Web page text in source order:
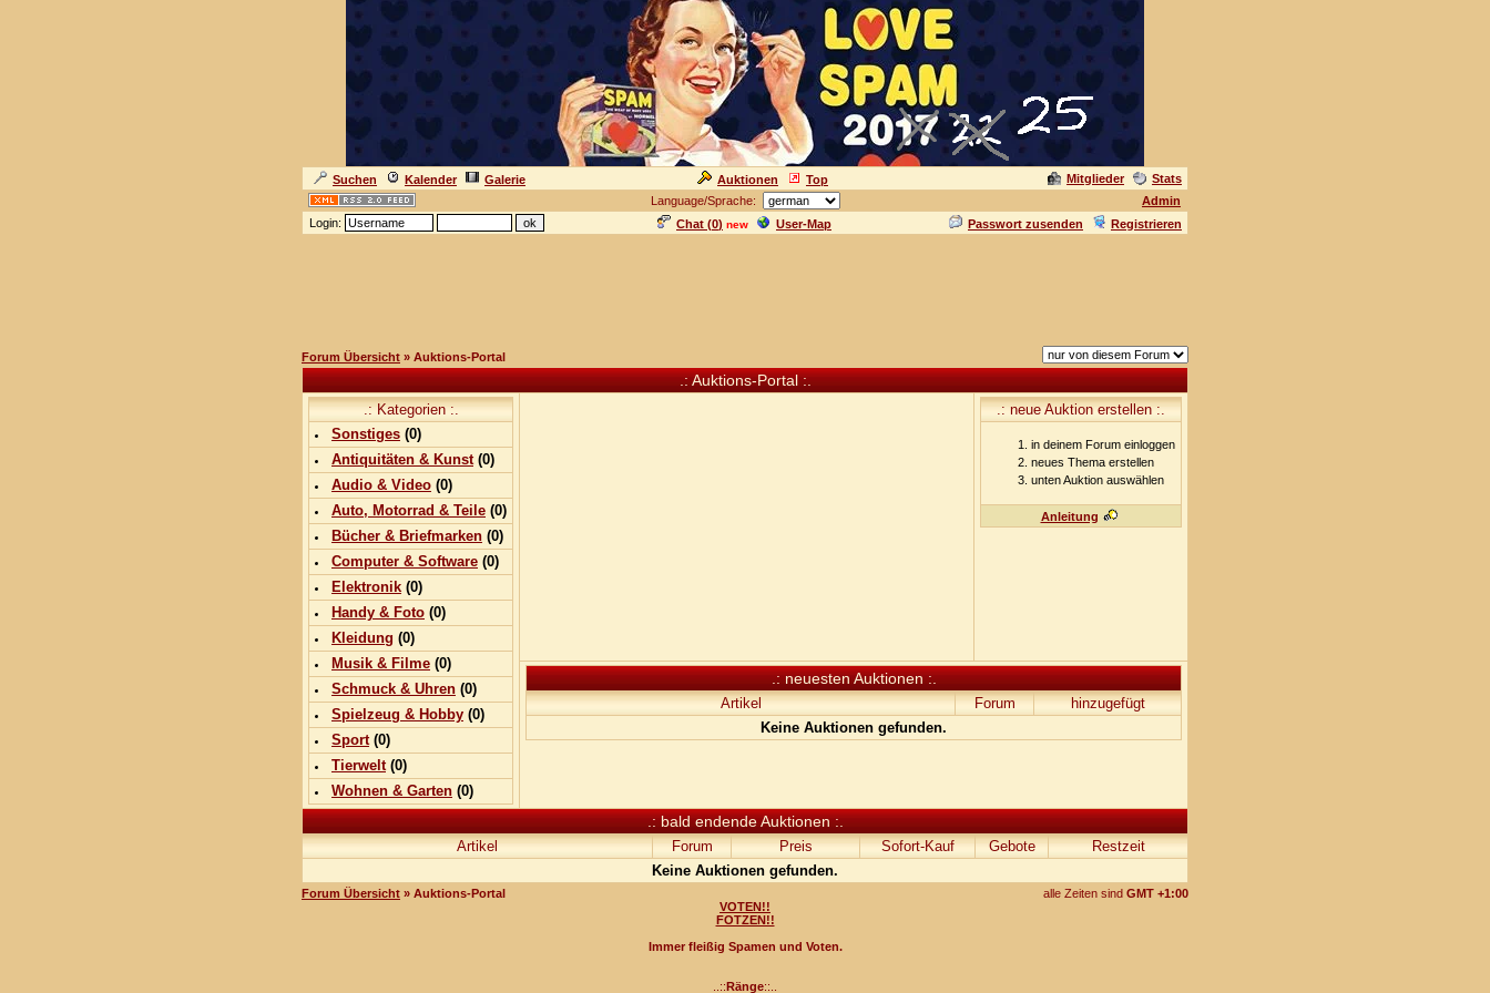
Suchen Kalender Galerie Auktionen Top Mitglieder
Stats
Language/Sprache:
Admin
Login:
Chat (0) new User-Map Passwort zusenden Registrieren
Forum Übersicht » Auktions-Portal
.: Auktions-Portal :.
.: Kategorien :.
Sonstiges (0)
Antiquitäten & Kunst(0)
Audio & Video (0)
Auto, Motorrad & Teile (0)
Bücher & Briefmarken (0)
Computer & Software (0)
Elektronik (0)
Handy & Foto (0)
Kleidung (0)
Musik & Filme (0)
Schmuck & Uhren (0)
Spielzeug & Hobby (0)
Sport(0)
Tierwelt(0)
Wohnen & Garten (0)
.: neue Auktion erstellen :.
in deinem Forum einloggen
neues Thema erstellen
unten Auktion auswählen
Anleitung
.: neuesten Auktionen :.
Artikel Forum
hinzugefügt
Keine Auktionen gefunden.
.: bald endende Auktionen :.
Artikel Forum Preis Sofort-Kauf Gebote
Restzeit
Keine Auktionen gefunden.
Forum Übersicht » Auktions-Portal alle Zeiten sind GMT +1:00
VOTEN!!
FOTZEN!!
Immer fleißig Spamen und Voten.
..::Ränge::..